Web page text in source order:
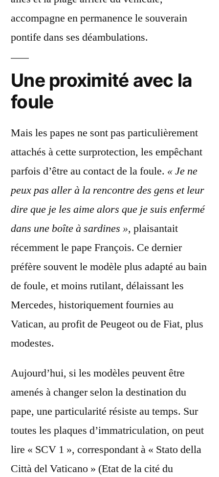
accompagne en permanence le souverain
pontife dans ses déambulations.
Une proximité avec la
foule
Mais les papes ne sont pas particulièrement
attachés à cette surprotection, les empêchant
parfois d’être au contact de la foule. « Je ne
peux pas aller à la rencontre des gens et leur
dire que je les aime alors que je suis enfermé
dans une boîte à sardines », plaisantait
récemment le pape François. Ce dernier
préfère souvent le modèle plus adapté au bain
de foule, et moins rutilant, délaissant les
Mercedes, historiquement fournies au
Vatican, au profit de Peugeot ou de Fiat, plus
modestes.
Aujourd’hui, si les modèles peuvent être
amenés à changer selon la destination du
pape, une particularité résiste au temps. Sur
toutes les plaques d’immatriculation, on peut
lire « SCV 1 », correspondant à « Stato della
Città del Vaticano » (Etat de la cité du